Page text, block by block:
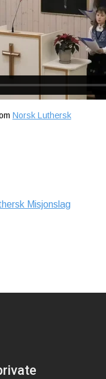
Norsk Luthersk
Misjonslag